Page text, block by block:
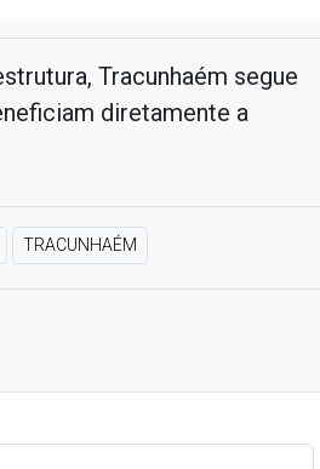
Tracunhaém segue
diretamente a
TRACUNHAÉM